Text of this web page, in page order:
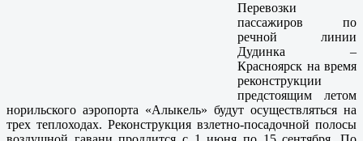
Перевозки
пассажиров по
речной линии
Дудинка –
Красноярск на время
реконструкции
предстоящим летом
норильского аэропорта «Алыкель» будут осуществляться на
трех теплоходах. Реконструкция взлетно-посадочной полосы